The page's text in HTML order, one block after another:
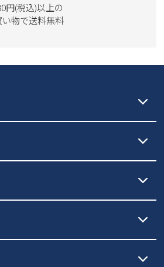
円(税込)以上の
い物で送料無料
、代金引換のご利用が可能です。
…550円
上げで送料無料
はご利用ガイドを
中！
用いただけるよう、サイズ交換の受付期